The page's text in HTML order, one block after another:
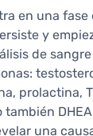
en una fase
y
de
prolactina,
una